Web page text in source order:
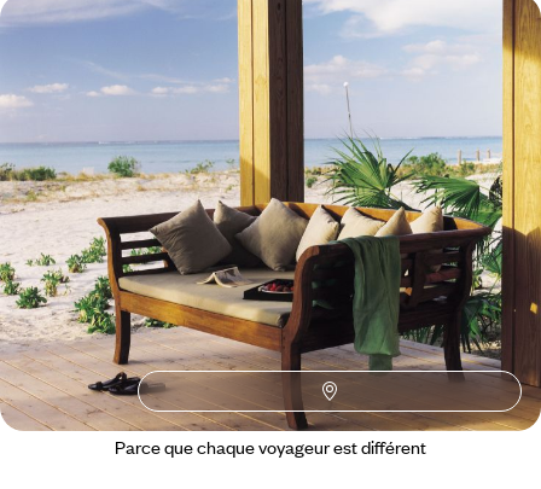
Retraite plage by Como - Le lâcher prise au Parrot
Parrot Cay by COMO, une île privée ultra confidentielle, sous la
9 jours, de CHF 4500 à CHF 6200
Toutes nos suggestions de voyages de luxe à Turks et Caïcos
(1)
Turks et Caïcos selon vos envies
Parce que chaque voyageur est différent